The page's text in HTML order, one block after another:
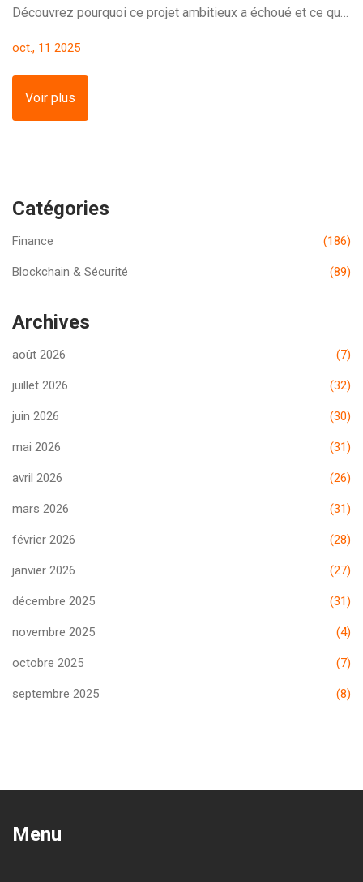
Découvrez pourquoi ce projet ambitieux a échoué et ce qui
oct., 11 2025
Voir plus
Catégories
Finance (186)
Blockchain & Sécurité (89)
Archives
août 2026 (7)
juillet 2026 (32)
juin 2026 (30)
mai 2026 (31)
avril 2026 (26)
mars 2026 (31)
février 2026 (28)
janvier 2026 (27)
décembre 2025 (31)
novembre 2025 (4)
octobre 2025 (7)
septembre 2025 (8)
Menu